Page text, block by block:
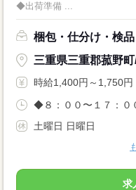
◆出荷準備 ...
梱包・仕分け・検品
三重県三重郡菰野町
時給1,400円～1,750円
◆８：００〜１７：０
土曜日 日曜日
求